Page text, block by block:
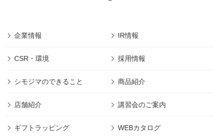
企業情報 IR情報
CSR・環境 採用情報
シモジマのできること 商品紹介
店舗紹介 講習会のご案内
ギフトラッピング WEBカタログ